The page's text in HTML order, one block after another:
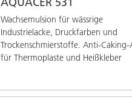
Wachsemulsion für wässrige
Industrielacke, Druckfarben und
Trockenschmierstoffe. Anti-
für Thermoplaste und Heißkleber